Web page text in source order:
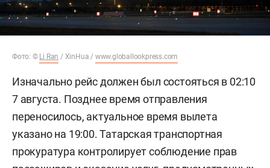
Фото: © Li Ran / XinHua / www.globallookpress.com
Изначально рейс должен был состояться в 02:10
7 августа. Позднее время отправления
переносилось, актуальное время вылета
указано на 19:00. Татарская транспортная
прокуратура контролирует соблюдение прав